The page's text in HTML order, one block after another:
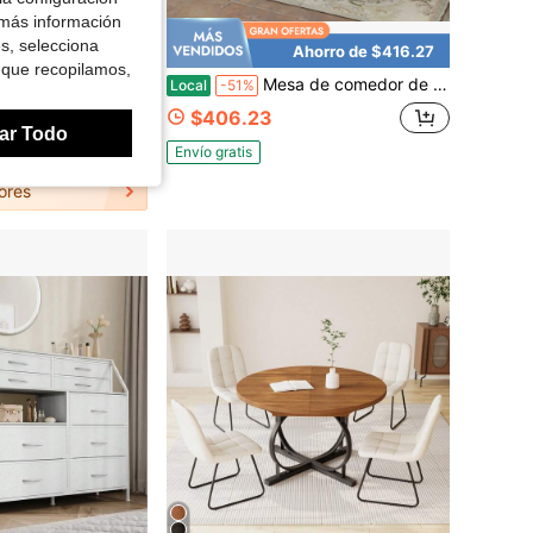
de $1,220.30
Diamond Crush, mesa de centro redonda de vidrio espejo para pasillo, mesa de cocina de vidrio con base de espejo, mesa de comedor circular moderna
Ahorro de $416.27
Local -51% Mesa de comedor de vidrio templado redonda de estilo minimalista moderno con superficie de espejo, mesa de vidrio con base redonda, mesa de cocina
$406.23
Envío gratis
información
selecciona
recopilamos,
Todo